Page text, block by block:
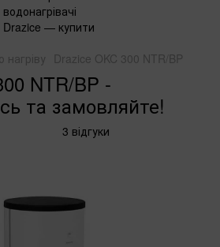
Drazice OKC 300 NTR/BP
NTR/BP -
та замовляйте!
3 відгуки